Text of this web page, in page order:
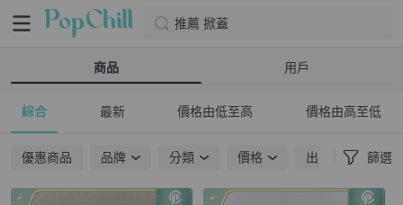
推薦 掀蓋
商品 用戶
綜合 最新 價格由低至高 價格由高至低
優惠商品 品牌 分類 價格 出貨地點 篩選